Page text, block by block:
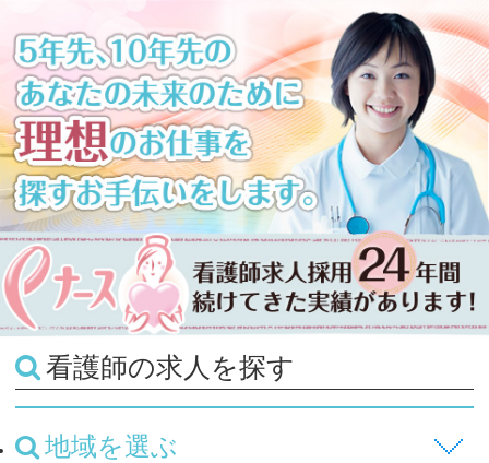
看護師の求人を探す
地域を選ぶ